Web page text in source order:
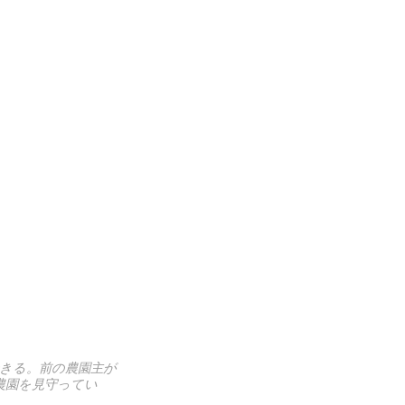
る。前の農園主が
を見守ってい